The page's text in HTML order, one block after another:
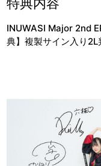
特典内容
INUWASI Major 2nd
典】複製サイン入り2L